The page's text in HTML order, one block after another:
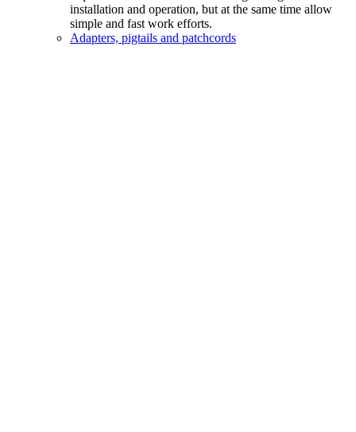
installation and operation, but at the same time allow
simple and fast work efforts.
Adapters, pigtails and patchcords